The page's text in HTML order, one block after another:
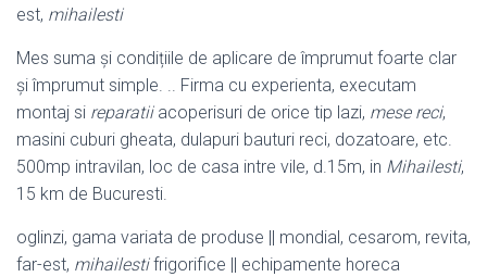
est, mihailesti
Mes suma și condițiile de aplicare de împrumut foarte clar
și împrumut simple. .. Firma cu experienta, executam
montaj si reparatiiacoperisuri de orice tip lazi, mese reci,
masini cuburi gheata, dulapuri bauturi reci, dozatoare, etc.
500mp intravilan, loc de casa intre vile, d.15m, in Mihailesti,
15 km de Bucuresti.
oglinzi, gama variata de produse || mondial, cesarom, revita,
far-est, mihailestifrigorifice || echipamente horeca